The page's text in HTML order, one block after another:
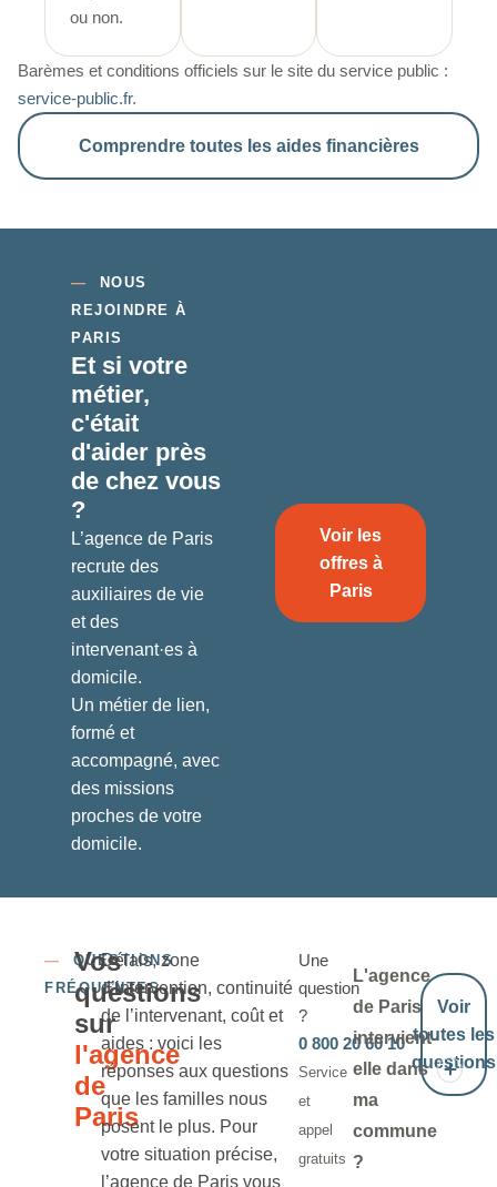
ou non.
Barèmes et conditions officiels sur le site du service public :
service-public.fr.
Comprendre toutes les aides financières
— NOUS
REJOINDRE À
PARIS
Et si votre
métier,
c'était
d'aider près
de chez vous
?
L’agence de Paris
recrute des
auxiliaires de vie
et des
intervenant·es à
domicile.
Un métier de lien,
formé et
accompagné, avec
des missions
proches de votre
domicile.
Voir les
offres à
Paris
— QUESTIONS
FRÉQUENTES
Vos
questions
sur
l'agence
de
Paris
Délais, zone
d’intervention, continuité
de l’intervenant, coût et
aides : voici les
réponses aux questions
que les familles nous
posent le plus. Pour
votre situation précise,
l’agence de Paris vous
Une
question
?
0 800 20 60 10
Service
et
appel
gratuits
Voir
toutes les
questions
L'agence
de Paris
intervient-
elle dans
ma
commune
?